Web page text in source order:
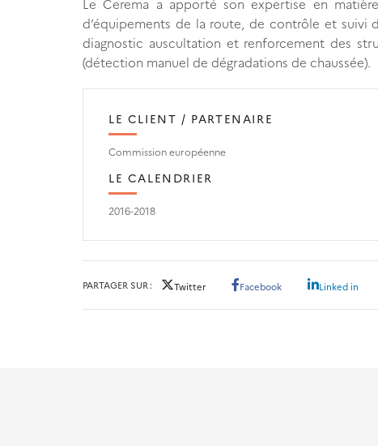
Le Cerema a apporté son expertise en
d’équipements de la route, de contrôle et suivi
diagnostic auscultation et renforcement des
(détection manuel de dégradations de chaussée).
LE CLIENT / PARTENAIRE
Commission européenne
LE CALENDRIER
2016-2018
PARTAGER SUR Twitter Facebook Linked in